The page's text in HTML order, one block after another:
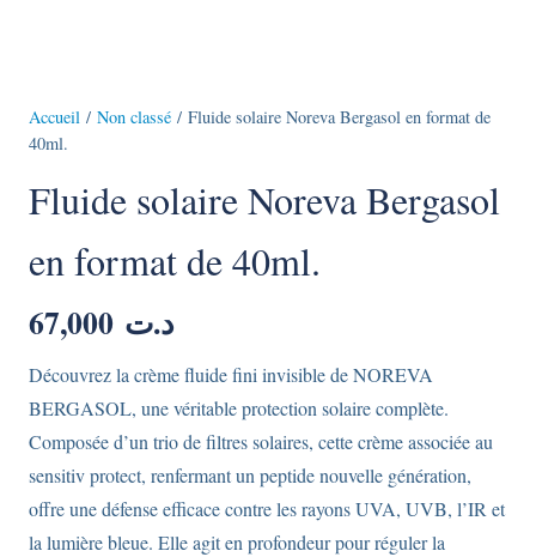
Accueil / Non classé / Fluide solaire Noreva Bergasol en format de
40ml.
Fluide solaire Noreva Bergasol
en format de 40ml.
د.ت
Découvrez la crème fluide fini invisible de NOREVA
BERGASOL, une véritable protection solaire complète.
Composée d’un trio de filtres solaires, cette crème associée au
sensitiv protect, renfermant un peptide nouvelle génération,
offre une défense efficace contre les rayons UVA, UVB, l’IR et
la lumière bleue. Elle agit en profondeur pour réguler la